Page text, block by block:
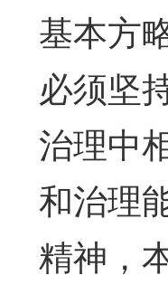
基本方
必须坚
治理中
和治理
精神，